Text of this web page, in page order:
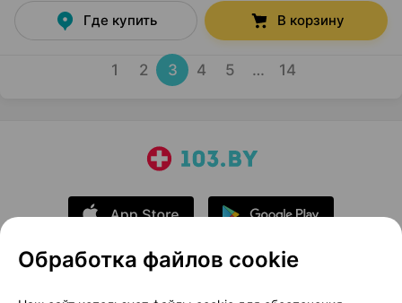
Где купить В корзину
1 2 3 4 5 … 14
Обработка файлов cookie